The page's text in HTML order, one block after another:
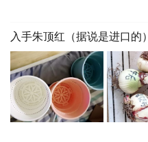
入手朱顶红（据说是进口的）